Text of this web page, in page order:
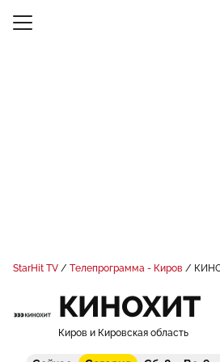
StarHit TV Телепрограмма - Киров
КИНОХИТ
Киров и Кировская область